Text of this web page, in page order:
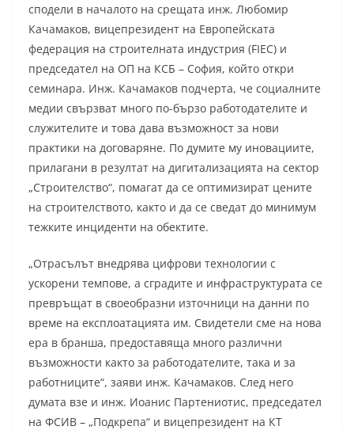
сподели в началото на срещата инж. Любомир
Качамаков, вицепрезидент на Европейската
федерация на строителната индустрия (FIEC) и
председател на ОП на КСБ – София, който откри
семинара. Инж. Качамаков подчерта, че социалните
медии свързват много по-бързо работодателите и
служителите и това дава възможност за нови
практики на договаряне. По думите му иновациите,
прилагани в резултат на дигитализацията на сектор
„Строителство“, помагат да се оптимизират цените
на строителството, както и да се сведат до минимум
тежките инциденти на обектите.
„Отрасълът внедрява цифрови технологии с
ускорени темпове, а сградите и инфраструктурата се
превръщат в своеобразни източници на данни по
време на експлоатацията им. Свидетели сме на нова
ера в бранша, предоставяща много различни
възможности както за работодателите, така и за
работниците“, заяви инж. Качамаков. След него
думата взе и инж. Иоанис Партениотис, председател
на ФСИВ – „Подкрепа“ и вицепрезидент на КТ